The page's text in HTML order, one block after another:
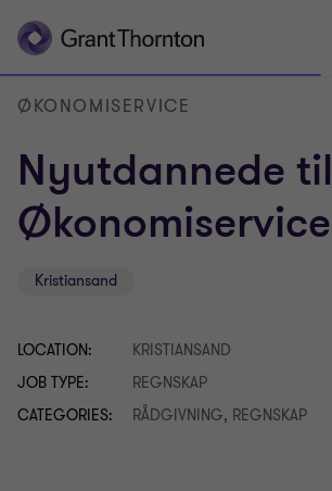
ØKONOMISERVICE
Nyutdannede til
Økonomiservice
Kristiansand
LOCATION:
KRISTIANSAND
JOB TYPE:
REGNSKAP
CATEGORIES:
RÅDGIVNING, REGNSKAP